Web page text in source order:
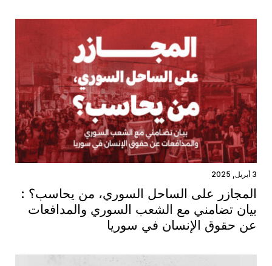
3 أبريل, 2025
المجازر على الساحل السوري، من يحاسب؟ :
بيان تضامني مع الشعب السوري والمدافعات
عن حقوق الإنسان في سوريا